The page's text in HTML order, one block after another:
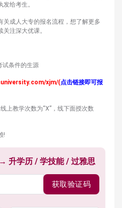
给考生。
关成人大专的报名流程，想了解更多
注深大优课。
试条件的生源
xjm/(点击链接即可报
上教学次数为“X”，线下面授次数
!
升学历 / 学技能 / 过雅思
获取验证码